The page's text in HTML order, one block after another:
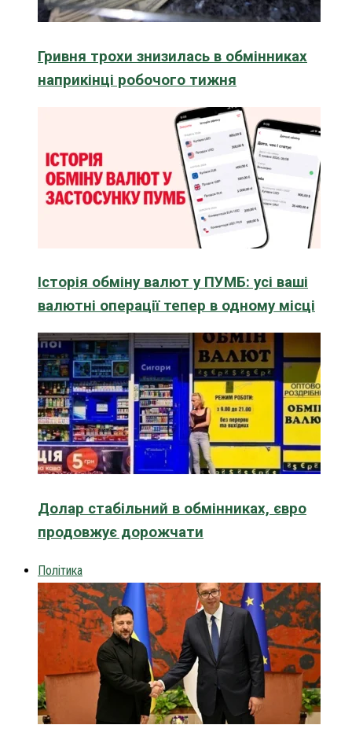
Гривня трохи знизилась в обмінниках
наприкінці робочого тижня
Історія обміну валют у ПУМБ: усі ваші
валютні операції тепер в одному місці
Долар стабільний в обмінниках, євро
продовжує дорожчати
Політика